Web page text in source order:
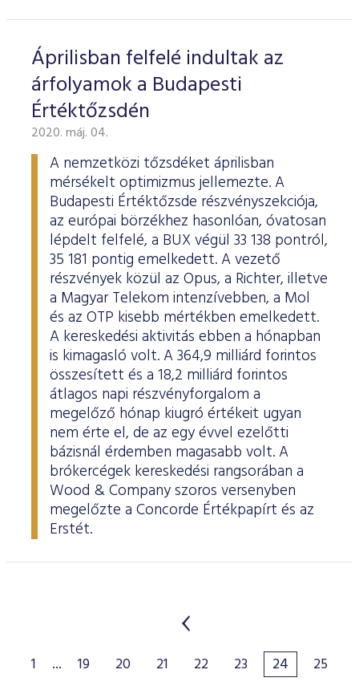
Áprilisban felfelé indultak az
árfolyamok a Budapesti
Értéktőzsdén
2020. máj. 04.
A nemzetközi tőzsdéket áprilisban
mérsékelt optimizmus jellemezte. A
Budapesti Értéktőzsde részvényszekciója,
az európai börzékhez hasonlóan, óvatosan
lépdelt felfelé, a BUX végül 33 138 pontról,
35 181 pontig emelkedett. A vezető
részvények közül az Opus, a Richter, illetve
a Magyar Telekom intenzívebben, a Mol
és az OTP kisebb mértékben emelkedett.
A kereskedési aktivitás ebben a hónapban
is kimagasló volt. A 364,9 milliárd forintos
összesített és a 18,2 milliárd forintos
átlagos napi részvényforgalom a
megelőző hónap kiugró értékeit ugyan
nem érte el, de az egy évvel ezelőtti
bázisnál érdemben magasabb volt. A
brókercégek kereskedési rangsorában a
Wood & Company szoros versenyben
megelőzte a Concorde Értékpapírt és az
Erstét.
1 ... 19 20 21 22 23 24
25